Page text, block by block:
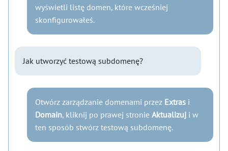
wyświetli listę domen, które wcześniej
skonfigurowałeś.
Jak utworzyć testową subdomenę?
Otwórz zarządzanie domenami przez Extras i
Domain, kliknij po prawej stronie Aktualizuj i w
ten sposób stwórz testową subdomenę.